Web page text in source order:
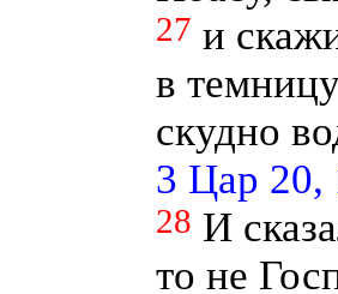
27 и
в
скудно
3 Цар 20,
28 И
то не